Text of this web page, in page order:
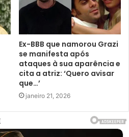
Ex-BBB que namorou Grazi
se manifesta após
ataques à sua aparência e
cita a atriz: ‘Quero avisar
que…’
janeiro 21, 2026